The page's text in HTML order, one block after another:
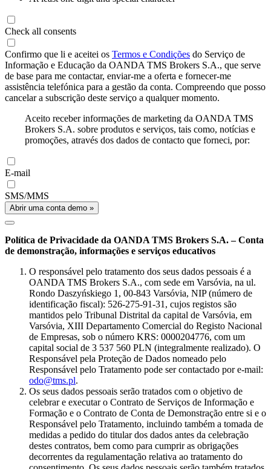
Check all consents
Confirmo que li e aceitei os Termos e Condições do Serviço de
Informação e Educação da OANDA TMS Brokers S.A., que serve
de base para me contactar, enviar-me a oferta e fornecer-me
assistência telefónica para a gestão da conta. Compreendo que posso
cancelar a subscrição deste serviço a qualquer momento.
Aceito receber informações de marketing da OANDA TMS
Brokers S.A. sobre produtos e serviços, tais como, notícias e
promoções, através dos dados de contacto que forneci, por:
E-mail
SMS/MMS
Abrir uma conta demo »
Política de Privacidade da OANDA TMS Brokers S.A. – Conta
de demonstração, informações e serviços educativos
O responsável pelo tratamento dos seus dados pessoais é a
OANDA TMS Brokers S.A., com sede em Varsóvia, na ul.
Rondo Daszyńskiego 1, 00-843 Varsóvia, NIP (número de
identificação fiscal): 526-275-91-31, cujos registos são
mantidos pelo Tribunal Distrital da capital de Varsóvia, em
Varsóvia, XIII Departamento Comercial do Registo Nacional
de Empresas, sob o número KRS: 0000204776, com um
capital social de 3 537 560 PLN (integralmente realizado). O
Responsável pela Proteção de Dados nomeado pelo
Responsável pelo Tratamento pode ser contactado por e-mail:
odo@tms.pl.
Os seus dados pessoais serão tratados com o objetivo de
celebrar e executar o Contrato de Serviços de Informação e
Formação e o Contrato de Conta de Demonstração entre si e o
Responsável pelo Tratamento, incluindo também a tomada de
medidas a pedido do titular dos dados antes da celebração
destes contratos, bem como para cumprir as obrigações
decorrentes da regulamentação relativa ao tratamento do